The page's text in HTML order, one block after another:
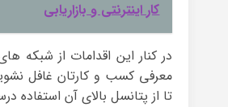
کار اینترنتی و بازاریابی
در کنار این اقدامات از شبکه
معرفی کسب و کارتان غافل
تا از پتانسل بالای آن استفاده